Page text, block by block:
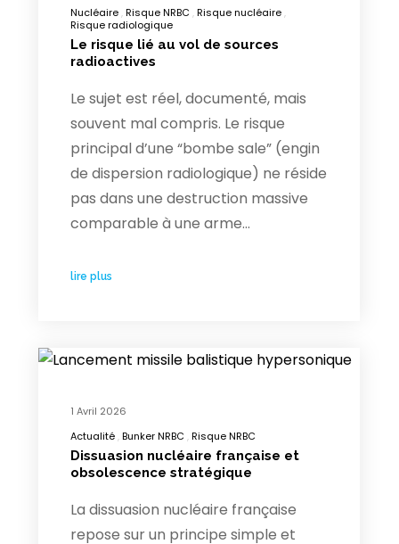
Nucléaire Risque NRBC Risque nucléaire
Risque radiologique
Le risque lié au vol de sources
radioactives
Le sujet est réel, documenté, mais
souvent mal compris. Le risque
principal d’une “bombe sale” (engin
de dispersion radiologique) ne réside
pas dans une destruction massive
comparable à une arme…
lire plus
1 Avril 2026
Actualité Bunker NRBC Risque NRBC
Dissuasion nucléaire française et
obsolescence stratégique
La dissuasion nucléaire française
repose sur un principe simple et